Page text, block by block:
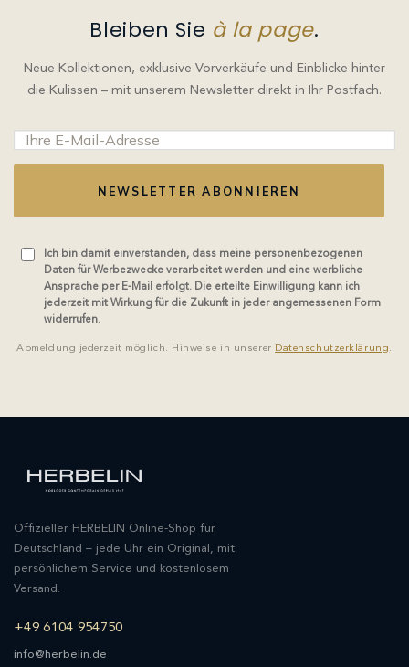
Bleiben Sie à la page.
Neue Kollektionen, exklusive Vorverkäufe und Einblicke hinter
die Kulissen – mit unserem Newsletter direkt in Ihr Postfach.
NEWSLETTER ABONNIEREN
Ich bin damit einverstanden, dass meine personenbezogenen
Daten für Werbezwecke verarbeitet werden und eine werbliche
Ansprache per E-Mail erfolgt. Die erteilte Einwilligung kann ich
jederzeit mit Wirkung für die Zukunft in jeder angemessenen Form
widerrufen.
Abmeldung jederzeit möglich. Hinweise in unserer Datenschutzerklärung.
Offizieller HERBELIN Online-Shop für
Deutschland – jede Uhr ein Original, mit
persönlichem Service und kostenlosem
Versand.
+49 6104 954750
info@herbelin.de